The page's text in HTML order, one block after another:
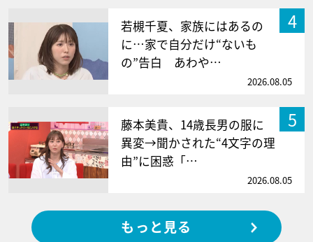
4
若槻千夏、家族にはあるの
に…家で自分だけ“ないも
の”告白 あわや…
2026.08.05
5
藤本美貴、14歳長男の服に
異変→聞かされた“4文字の理
由”に困惑「…
2026.08.05
もっと見る